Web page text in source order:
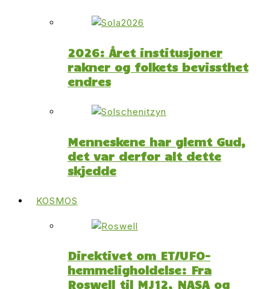
2026: Året institusjoner
rakner og folkets bevissthet
endres
Menneskene har glemt Gud,
det var derfor alt dette
skjedde
KOSMOS
Direktivet om ET/UFO-
hemmeligholdelse: Fra
Roswell til MJ12, NASA og